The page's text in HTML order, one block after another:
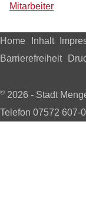
Mitarbeiter
Home Inhalt
Barrierefreiheit
© 2026 - Stadt
Telefon 07572 607-